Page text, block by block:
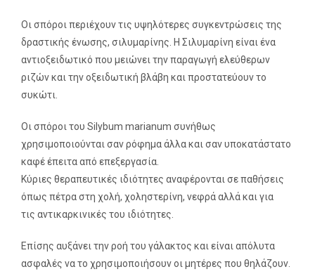
Οι σπόροι περιέχουν τις υψηλότερες συγκεντρώσεις της
δραστικής ένωσης, σιλυμαρίνης. Η Σιλυμαρίνη είναι ένα
αντιοξειδωτικό που μειώνει την παραγωγή ελεύθερων
ριζών και την οξειδωτική βλάβη και προστατεύουν το
συκώτι.
Οι σπόροι του Silybum marianum συνήθως
χρησιμοποιούνται σαν ρόφημα άλλα και σαν υποκατάστατο
καφέ έπειτα από επεξεργασία.
Κύριες θεραπευτικές ιδιότητες αναφέρονται σε παθήσεις
όπως πέτρα στη χολή, χοληστερίνη, νεφρά αλλά και για
τις αντικαρκινικές του ιδιότητες.
Επίσης αυξάνει την ροή του γάλακτος και είναι απόλυτα
ασφαλές να το χρησιμοποιήσουν οι μητέρες που θηλάζουν.